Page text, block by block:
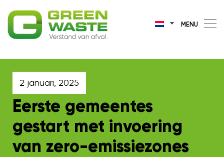
MENU
2 januari, 2025
Eerste gemeentes
gestart met invoering
van zero-emissiezones